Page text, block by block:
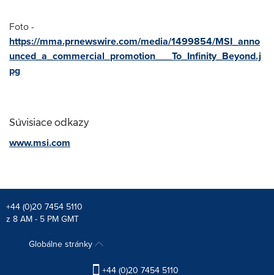
Foto -
https://mma.prnewswire.com/media/1499854/MSI_anno
unced_a_commercial_promotion___To_Infinity_Beyond.j
pg
Súvisiace odkazy
www.msi.com
+44 (0)20 7454 5110
z 8 AM - 5 PM GMT
Globálne stránky
+44 (0)20 7454 5110